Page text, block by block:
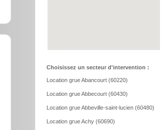
Choisissez un secteur d'intervention :
Location grue Abancourt (60220)
Location grue Abbecourt (60430)
Location grue Abbeville-saint-lucien (60480)
Location grue Achy (60690)